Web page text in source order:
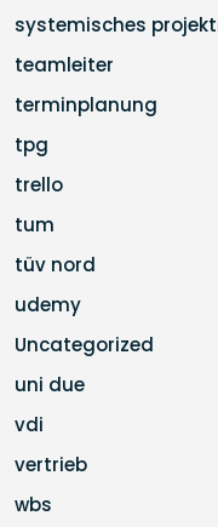
systemisches
teamleiter
terminplanung
tpg
trello
tum
tüv nord
udemy
Uncategorized
uni due
vdi
vertrieb
wbs